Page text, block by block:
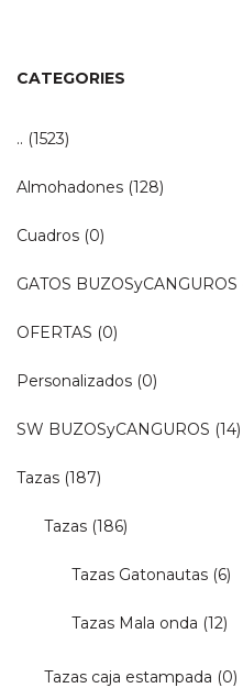
CATEGORIES
.. (1523)
Almohadones (128)
Cuadros (0)
GATOS BUZOSyCANGUROS
OFERTAS (0)
Personalizados (0)
SW BUZOSyCANGUROS (14)
Tazas (187)
Tazas (186)
Tazas Gatonautas (6)
Tazas Mala onda (12)
Tazas caja estampada (0)